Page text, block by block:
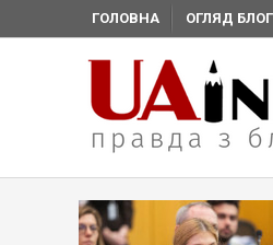
ГОЛОВНА ОГЛЯД